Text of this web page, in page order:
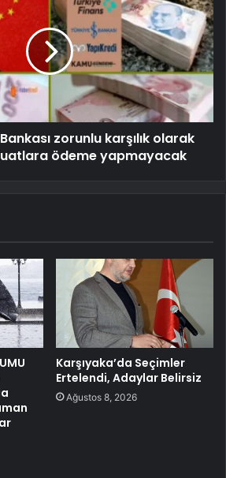
zorunlu karşılık olarak
ödeme yapmayacak
Karşıyaka’da Seçimler
Ertelendi, Adaylar Belirsiz
Ağustos 8, 2026